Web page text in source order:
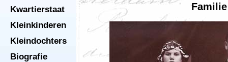
Kwartierstaat
Kleinkinderen
Kleindochters
Biografie